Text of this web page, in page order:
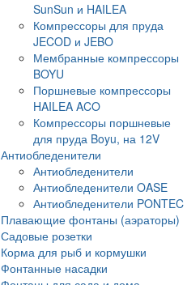
SunSun и HAILEA
Компрессоры для пруда
JECOD и JEBO
Мембранные компрессоры
BOYU
Поршневые компрессоры
HAILEA ACO
Компрессоры поршневые
для пруда Boyu, на 12V
Антиобледенители
Антиобледенители
Антиобледенители OASE
Антиобледенители PONTEC
Плавающие фонтаны (аэраторы)
Садовые розетки
Корма для рыб и кормушки
Фонтанные насадки